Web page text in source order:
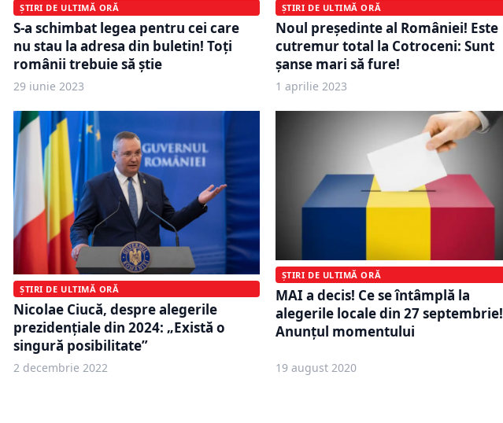
ȘTIRI DE ULTIMĂ ORĂ
S-a schimbat legea pentru cei care
nu stau la adresa din buletin! Toți
românii trebuie să știe
29 iunie 2023
ȘTIRI DE ULTIMĂ ORĂ
Noul președinte al României! Este
cutremur total la Cotroceni: Sunt
șanse mari să fure!
1 aprilie 2023
ȘTIRI DE ULTIMĂ ORĂ
Nicolae Ciucă, despre alegerile
prezidențiale din 2024: „Există o
singură posibilitate”
2 decembrie 2022
ȘTIRI DE ULTIMĂ ORĂ
MAI a decis! Ce se întâmplă la
alegerile locale din 27 septembrie!
Anunțul momentului
19 august 2020